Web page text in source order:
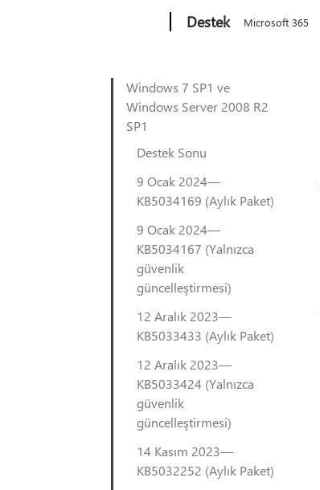
Destek Microsoft 365
Windows 7 SP1 ve
Windows Server 2008 R2
SP1
Destek Sonu
9 Ocak 2024—
KB5034169 (Aylık Paket)
9 Ocak 2024—
KB5034167 (Yalnızca
güvenlik
güncelleştirmesi)
12 Aralık 2023—
KB5033433 (Aylık Paket)
12 Aralık 2023—
KB5033424 (Yalnızca
güvenlik
güncelleştirmesi)
14 Kasım 2023—
KB5032252 (Aylık Paket)